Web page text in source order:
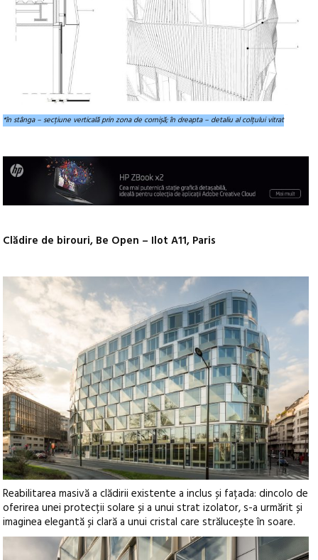
*în stânga – secțiune verticală prin zona de cornișă; în dreapta – detaliu al colțului vitrat
Clădire de birouri, Be Open – Ilot A11, Paris
Reabilitarea masivă a clădirii existente a inclus și fațada: dincolo de
oferirea unei protecții solare și a unui strat izolator, s-a urmărit și
imaginea elegantă și clară a unui cristal care strălucește în soare.